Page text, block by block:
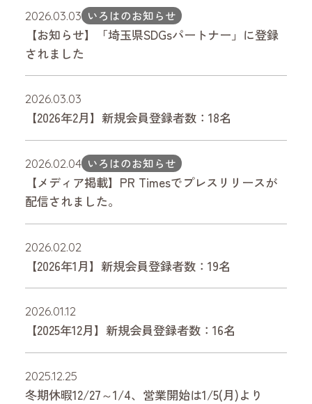
2026.03.03 いろはのお知らせ
【お知らせ】「埼玉県SDGsパートナー」に登録
されました
2026.03.03
【2026年2月】新規会員登録者数：18名
2026.02.04 いろはのお知らせ
【メディア掲載】PR Timesでプレスリリースが
配信されました。
2026.02.02
【2026年1月】新規会員登録者数：19名
2026.01.12
【2025年12月】新規会員登録者数：16名
2025.12.25
冬期休暇12/27～1/4、営業開始は1/5(月)より